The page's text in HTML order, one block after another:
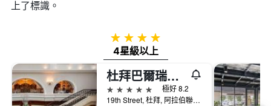
上了標識。
4星級
4星級以上
杜拜巴爾瑞享公寓酒店 - 杜拜
5星級
極好 8.2
19th Street, 杜拜, 阿拉伯聯合大公國